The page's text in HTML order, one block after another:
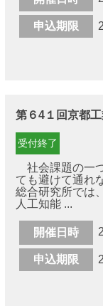
申込期限
第６4１回京都
受付終了
社会課題の一
ても避けて通れ
総合研究所では
人工知能 ...
開催日時
申込期限